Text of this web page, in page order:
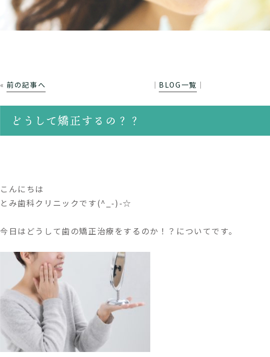
« 前の記事へ │ BLOG一覧 │
どうして矯正するの？？
こんにちは
とみ歯科クリニックです(^_-)-☆
今日はどうして歯の矯正治療をするのか！？についてです。